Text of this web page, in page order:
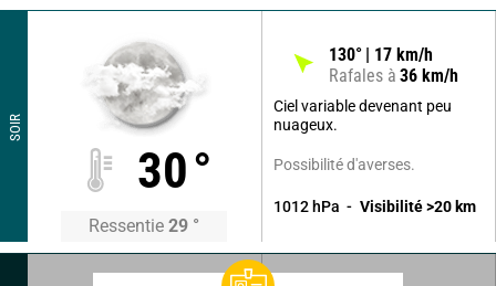
SOIR
30°
Ressentie 29 °
130° 17 km/h
Rafales à 36 km/h
Ciel variable devenant peu
nuageux.
Possibilité d'averses.
1012 hPa Visibilité >20 km